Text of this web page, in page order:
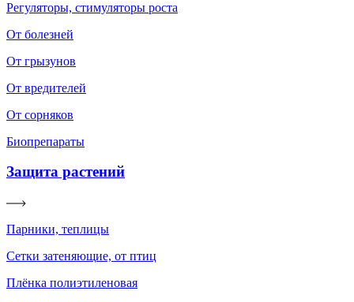
Регуляторы, стимуляторы роста
От болезней
От грызунов
От вредителей
От сорняков
Биопрепараты
Защита растений
Парники, теплицы
Сетки затеняющие, от птиц
Плёнка полиэтиленовая